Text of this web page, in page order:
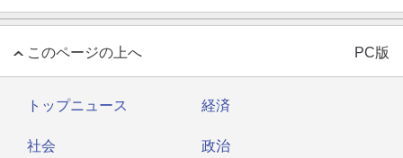
このページの上へ PC版
トップニュース 経済
社会 政治